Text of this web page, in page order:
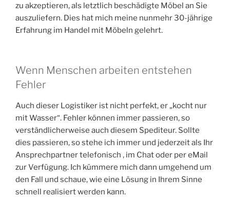
zu akzeptieren, als letztlich beschädigte Möbel an Sie
auszuliefern. Dies hat mich meine nunmehr 30-jährige
Erfahrung im Handel mit Möbeln gelehrt.
Wenn Menschen arbeiten entstehen
Fehler
Auch dieser Logistiker ist nicht perfekt, er „kocht nur
mit Wasser“. Fehler können immer passieren, so
verständlicherweise auch diesem Spediteur. Sollte
dies passieren, so stehe ich immer und jederzeit als Ihr
Ansprechpartner telefonisch , im Chat oder per eMail
zur Verfügung. Ich kümmere mich dann umgehend um
den Fall und schaue, wie eine Lösung in Ihrem Sinne
schnell realisiert werden kann.